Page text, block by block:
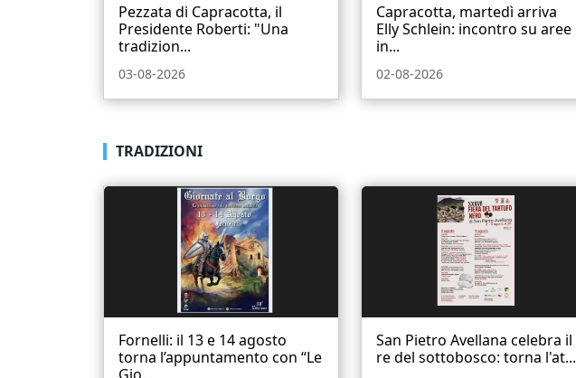
Pezzata di Capracotta, il
Presidente Roberti: "Una
tradizion...
03-08-2026
Capracotta, martedì arriva
Elly Schlein: incontro su aree
in...
02-08-2026
TRADIZIONI
Fornelli: il 13 e 14 agosto
torna l’appuntamento con “Le
San Pietro Avellana celebra il
re del sottobosco: torna l'at...